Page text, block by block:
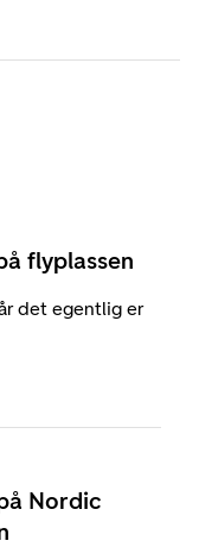
flyplassen
det egentlig er
Nordic